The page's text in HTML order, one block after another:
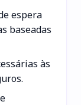
espera
baseadas
às